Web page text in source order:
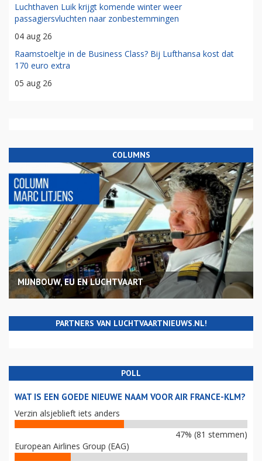
Luchthaven Luik krijgt komende winter weer
passagiersvluchten naar zonbestemmingen
04 aug 26
Raamstoeltje in de Business Class? Bij Lufthansa kost dat
170 euro extra
05 aug 26
COLUMNS
MIJNBOUW, EU EN LUCHTVAART
PARTNERS VAN LUCHTVAARTNIEUWS.NL!
POLL
WAT IS EEN GOEDE NIEUWE NAAM VOOR AIR FRANCE-KLM?
Verzin alsjeblieft iets anders
47% (81 stemmen)
European Airlines Group (EAG)